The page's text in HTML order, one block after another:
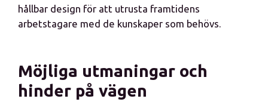
hållbar design för att utrusta framtidens
arbetstagare med de kunskaper som behövs.
Möjliga utmaningar och
hinder på vägen